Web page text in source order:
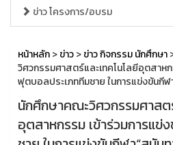
ข่าว โครงการ/อบรม
หน้าหลัก>ข่าว>ข่าว กิจกรรม นักศึกษา
วิศวกรรมศาสตร์และเทคโนโลยีอุตสาห
ฟุตบอลประเภททีมชาย ในการแข่งขันกี
นักศึกษาคณะวิศวกรรมศาสต
อุตสาหกรรม เข้าร่วมการแ